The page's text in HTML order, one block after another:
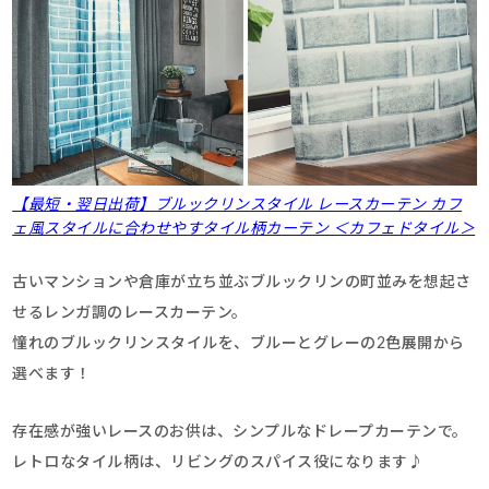
【最短・翌日出荷】ブルックリンスタイル レースカーテン カフ
ェ風スタイルに合わせやすタイル柄カーテン ＜カフェドタイル＞
古いマンションや倉庫が立ち並ぶブルックリンの町並みを想起さ
せるレンガ調のレースカーテン。
憧れのブルックリンスタイルを、ブルーとグレーの2色展開から
選べます！
存在感が強いレースのお供は、シンプルなドレープカーテンで。
レトロなタイル柄は、リビングのスパイス役になります♪